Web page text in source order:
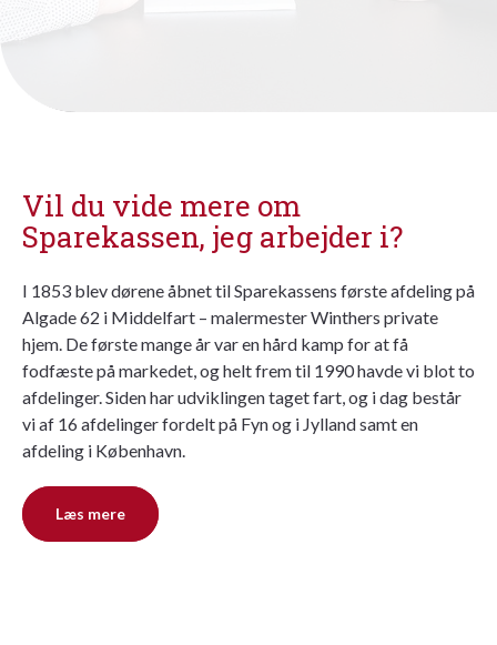
Vil du vide mere om
Sparekassen, jeg arbejder i?
I 1853 blev dørene åbnet til Sparekassens første afdeling på
Algade 62 i Middelfart – malermester Winthers private
hjem. De første mange år var en hård kamp for at få
fodfæste på markedet, og helt frem til 1990 havde vi blot to
afdelinger. Siden har udviklingen taget fart, og i dag består
vi af 16 afdelinger fordelt på Fyn og i Jylland samt en
afdeling i København.
Læs mere